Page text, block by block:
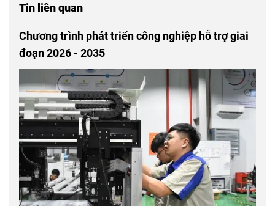
Tin liên quan
Chương trình phát triển công nghiệp hỗ trợ giai
đoạn 2026 - 2035